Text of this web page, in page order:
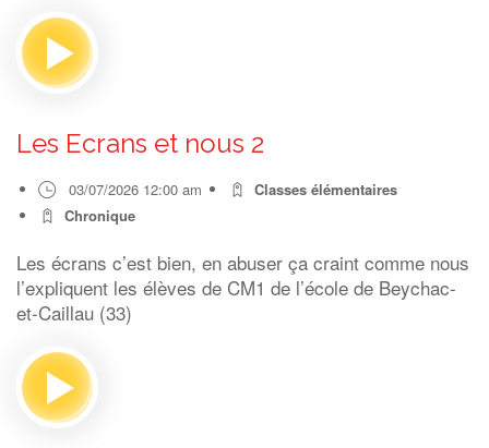
Les Ecrans et nous 2
03/07/2026 12:00 am
Classes élémentaires
Chronique
Les écrans c’est bien, en abuser ça craint comme nous
l’expliquent les élèves de CM1 de l’école de Beychac-
et-Caillau (33)